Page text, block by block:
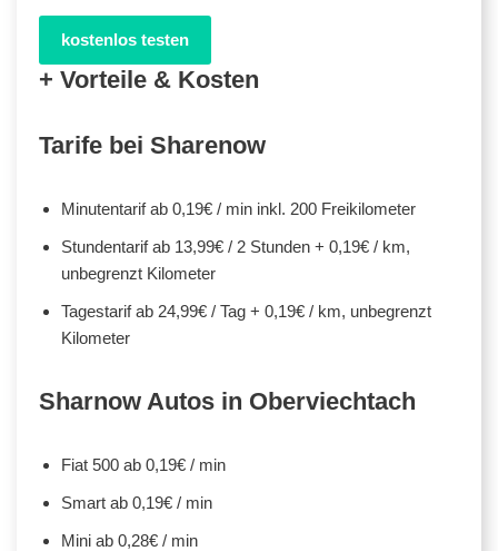
kostenlos testen
+ Vorteile & Kosten
Tarife bei Sharenow
Minutentarif ab 0,19€ / min inkl. 200 Freikilometer
Stundentarif ab 13,99€ / 2 Stunden + 0,19€ / km,
unbegrenzt Kilometer
Tagestarif ab 24,99€ / Tag + 0,19€ / km, unbegrenzt
Kilometer
Sharnow Autos in Oberviechtach
Fiat 500 ab 0,19€ / min
Smart ab 0,19€ / min
Mini ab 0,28€ / min